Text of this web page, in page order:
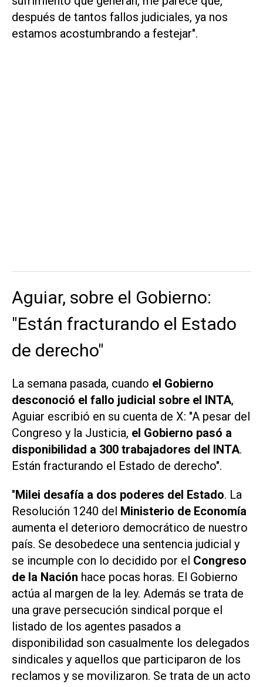
después de tantos fallos judiciales, ya nos
estamos acostumbrando a festejar".
Aguiar, sobre el Gobierno:
"Están fracturando el Estado
de derecho"
La semana pasada, cuando el Gobierno
desconoció el fallo judicial sobre el INTA,
Aguiar escribió en su cuenta de X: "A pesar del
Congreso y la Justicia, el Gobierno pasó a
disponibilidad a 300 trabajadores del INTA.
Están fracturando el Estado de derecho".
"Milei desafía a dos poderes del Estado. La
Resolución 1240 del Ministerio de Economía
aumenta el deterioro democrático de nuestro
país. Se desobedece una sentencia judicial y
se incumple con lo decidido por el Congreso
de la Nación hace pocas horas. El Gobierno
actúa al margen de la ley. Además se trata de
una grave persecución sindical porque el
listado de los agentes pasados a
disponibilidad son casualmente los delegados
sindicales y aquellos que participaron de los
reclamos y se movilizaron. Se trata de un acto